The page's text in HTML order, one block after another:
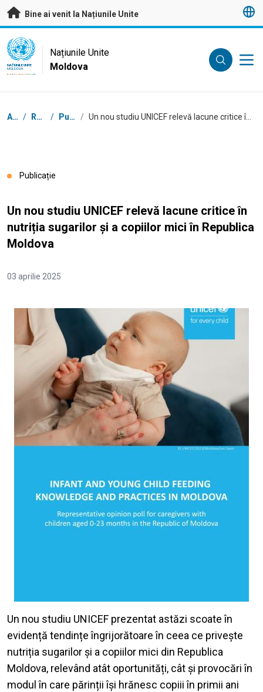
A trece la conținutul principal
Bine ai venit la Națiunile Unite
UN Logo
NAȚIUNILE UNITE
MOLDOVA
Națiunile Unite
Moldova
Breadcrumb
Acasă / Resurse / Publicații / Un nou studiu UNICEF relevă lacune critice în nutriția sugarilor și a copiilor mici în Republica Moldova
Publicație
Un nou studiu UNICEF relevă lacune critice în
nutriția sugarilor și a copiilor mici în Republica
Moldova
03 aprilie 2025
Un nou studiu UNICEF prezentat astăzi scoate în
evidență tendințe îngrijorătoare în ceea ce privește
nutriția sugarilor și a copiilor mici din Republica
Moldova, relevând atât oportunități, cât și provocări în
modul în care părinții își hrănesc copiii în primii ani